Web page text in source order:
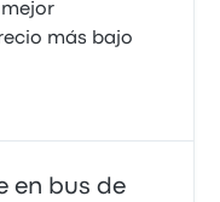
más bajo
en bus de